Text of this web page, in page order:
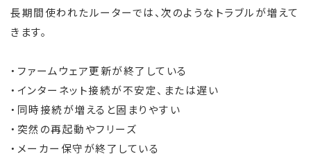
長期間使われたルーターでは、次のようなトラブルが増えて
きます。
・ファームウェア更新が終了している
・インターネット接続が不安定、または遅い
・同時接続が増えると固まりやすい
・突然の再起動やフリーズ
・メーカー保守が終了している